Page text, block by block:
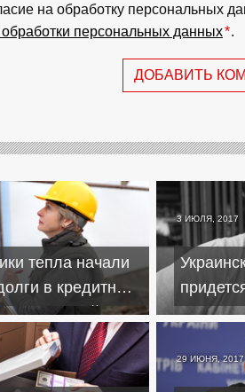
на обработку персональных
обработки персональных данных*.
ДОБАВИТЬ
тепла начали
в кредитные
3 ИЮЛЯ, 2017
29 ИЮНЯ, 2017